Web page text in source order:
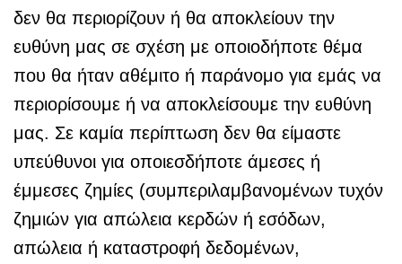
δεν θα περιορίζουν ή θα αποκλείουν την
ευθύνη μας σε σχέση με οποιοδήποτε θέμα
που θα ήταν αθέμιτο ή παράνομο για εμάς να
περιορίσουμε ή να αποκλείσουμε την ευθύνη
μας. Σε καμία περίπτωση δεν θα είμαστε
υπεύθυνοι για οποιεσδήποτε άμεσες ή
έμμεσες ζημίες (συμπεριλαμβανομένων τυχόν
ζημιών για απώλεια κερδών ή εσόδων,
απώλεια ή καταστροφή δεδομένων,